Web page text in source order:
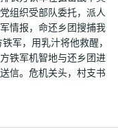
组织受部队委托，派人
情报，命还乡团搜捕我
军，用乳汁将他救醒，
铁军机智地与还乡团进
信。危机关头，村支书